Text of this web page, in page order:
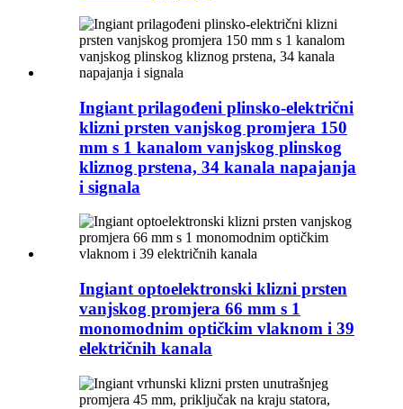
Ingiant prilagođeni plinsko-električni
klizni prsten vanjskog promjera 150
mm s 1 kanalom vanjskog plinskog
kliznog prstena, 34 kanala napajanja
i signala
Ingiant optoelektronski klizni prsten
vanjskog promjera 66 mm s 1
monomodnim optičkim vlaknom i 39
električnih kanala